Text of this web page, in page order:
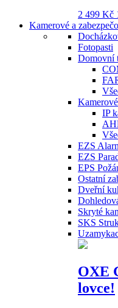
2 499 Kč
Kamerové a
Fotopasti
Domovní
IP
EZS
EZS
EPS
Ostatní
Dveřní
Skryté
SKS
OXE
lovce!